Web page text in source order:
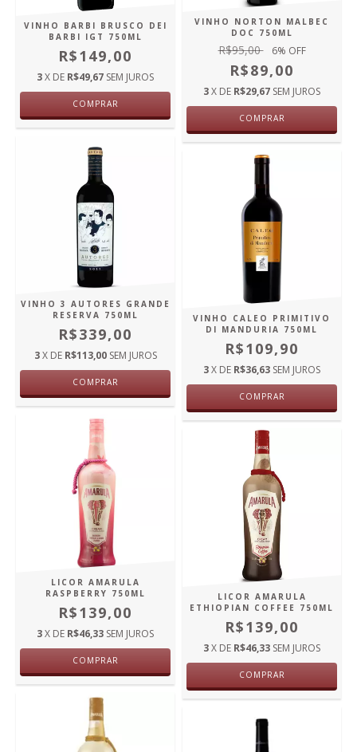
VINHO BARBI BRUSCO DEI
BARBI IGT 750ML
R$149,00
3X DE R$49,67 SEM JUROS
COMPRAR
VINHO NORTON MALBEC
DOC 750ML
R$95,00 6% OFF
R$89,00
3X DE R$29,67 SEM JUROS
COMPRAR
VINHO 3 AUTORES GRANDE
RESERVA 750ML
R$339,00
3 X DE R$113,00 SEM JUROS
COMPRAR
VINHO CALEO PRIMITIVO
DI MANDURIA 750ML
R$109,90
3X DE R$36,63 SEM JUROS
COMPRAR
LICOR AMARULA
RASPBERRY 750ML
R$139,00
3X DE R$46,33 SEM JUROS
COMPRAR
LICOR AMARULA
ETHIOPIAN COFFEE 750ML
R$139,00
3X DE R$46,33 SEM JUROS
COMPRAR